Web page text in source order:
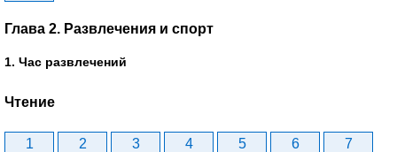
Глава 2. Развлечения и спорт
1. Час развлечений
Чтение
1 2 3 4 5 6 7